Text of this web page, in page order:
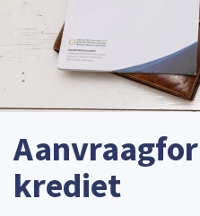
krediet